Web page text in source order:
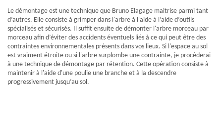
Le démontage est une technique que Bruno Elagage maitrise parmi tant
d’autres. Elle consiste à grimper dans l'arbre à l'aide à l’aide d’outils
spécialisés et sécurisés. Il suffit ensuite de démonter l'arbre morceau par
morceau afin d’éviter des accidents éventuels liés à ce qui peut être des
contraintes environnementales présents dans vos lieux. Si l'espace au sol
est vraiment étroite ou si l'arbre surplombe une contrainte, je procèderai
à une technique de démontage par rétention. Cette opération consiste à
maintenir à l'aide d'une poulie une branche et à la descendre
progressivement jusqu’au sol.